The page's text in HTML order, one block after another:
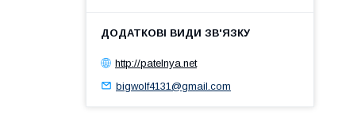
http://patelnya.net
bigwolf4131@gmail.com